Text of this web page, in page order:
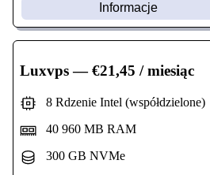
Informacje
Luxvps— €21,45 / miesiąc
8 Rdzenie Intel (współdzielone)
40 960 MB RAM
300 GB NVMe